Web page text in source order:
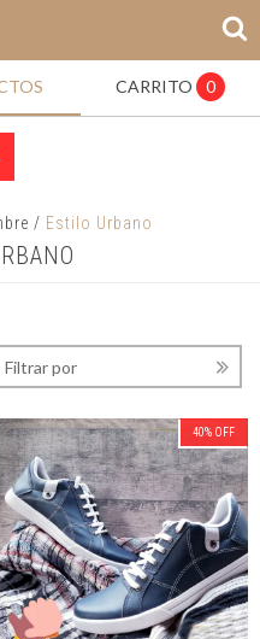
CARRITO 0
/ Estilo Urbano
Filtrar por
40% OFF